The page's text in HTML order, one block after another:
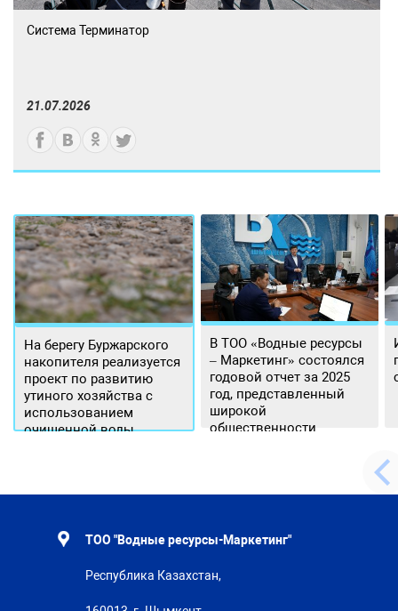
Система Терминатор
21.07.2026
На берегу Буржарского
накопителя реализуется
проект по развитию
утиного хозяйства с
использованием
очищенной воды
В ТОО «Водные ресурсы
– Маркетинг» состоялся
годовой отчет за 2025
год, представленный
широкой
общественности.
ТОО "Водные ресурсы-Маркетинг"
Республика Казахстан,